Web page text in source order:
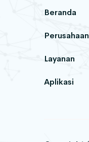
Beranda
Perusahaan
Layanan
Aplikasi